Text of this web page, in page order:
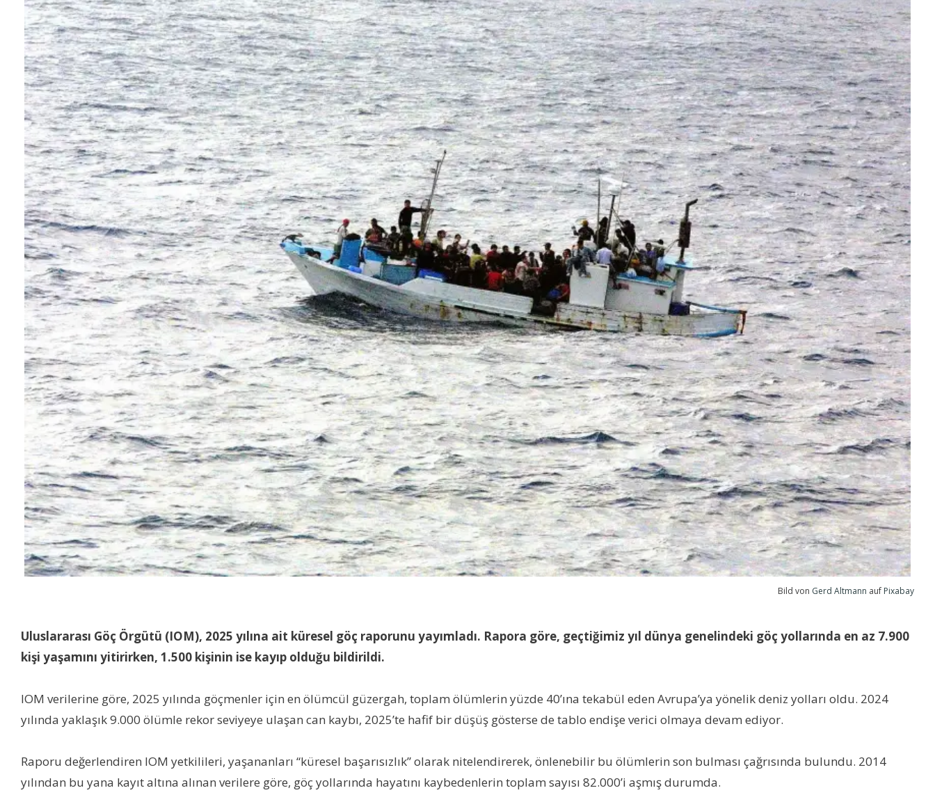
Bild von Gerd Altmann auf Pixabay
Uluslararası Göç Örgütü (IOM), 2025 yılına ait küresel göç raporunu yayımladı. Rapora göre, geçtiğimiz yıl dünya genelindeki göç yollarında en az 7.900
kişi yaşamını yitirirken, 1.500 kişinin ise kayıp olduğu bildirildi.
IOM verilerine göre, 2025 yılında göçmenler için en ölümcül güzergah, toplam ölümlerin yüzde 40’ına tekabül eden Avrupa’ya yönelik deniz yolları oldu. 2024
yılında yaklaşık 9.000 ölümle rekor seviyeye ulaşan can kaybı, 2025’te hafif bir düşüş gösterse de tablo endişe verici olmaya devam ediyor.
Raporu değerlendiren IOM yetkilileri, yaşananları “küresel başarısızlık” olarak nitelendirerek, önlenebilir bu ölümlerin son bulması çağrısında bulundu. 2014
yılından bu yana kayıt altına alınan verilere göre, göç yollarında hayatını kaybedenlerin toplam sayısı 82.000’i aşmış durumda.